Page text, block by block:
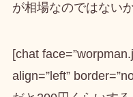
が相場なのではない
[chat
align=”left”